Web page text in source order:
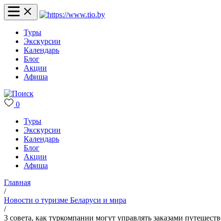
Туры
Экскурсии
Календарь
Блог
Акции
Афиша
0
Туры
Экскурсии
Календарь
Блог
Акции
Афиша
Главная
/
Новости о туризме Беларуси и мира
/
3 совета, как туркомпании могут управлять заказами